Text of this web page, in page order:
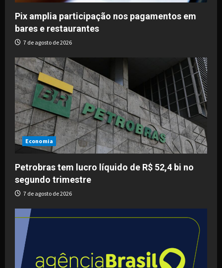
Pix amplia participação nos pagamentos em
bares e restaurantes
7 de agosto de 2026
Economia
Petrobras tem lucro líquido de R$ 52,4 bi no
segundo trimestre
7 de agosto de 2026